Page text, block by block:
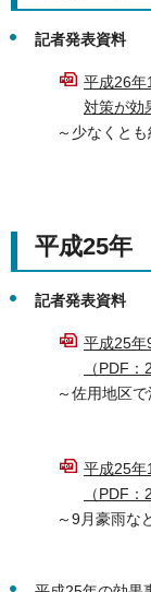
記者発表資料
平成26年
対策が効
～少なくと
平成25年
記者発表資料
平成25年
（PDF：
～佐用地区
平成25年
（PDF：
～9月豪雨な